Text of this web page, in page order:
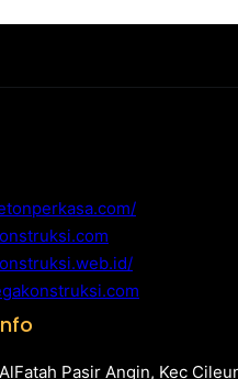
Pasir Angin, Kec